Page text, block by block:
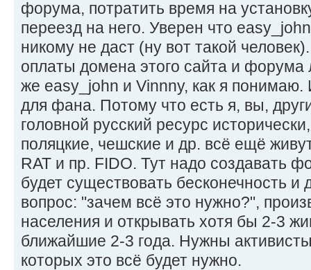
форума, потратить время на
переезд на него. Уверен что
никому не даст (ну вот такой
оплаты домена этого сайта и форума
же easy_john и Vinnny, как я понимаю.
для фана. Потому что есть я, вы,
головной русский ресурс
поляцкие, чешские и др. всё ещё
RAT и пр. FIDO. Тут надо создавать
будет существовать бесконечность и
вопрос: "зачем всё это нужно?",
населения и открывать хотя бы 2-3
ближайшие 2-3 года. Нужны
которых это всё будет нужно.